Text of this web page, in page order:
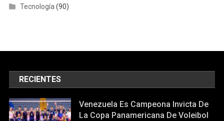
Tecnología(90)
RECIENTES
Venezuela Es Campeona Invicta De
La Copa Panamericana De Voleibol